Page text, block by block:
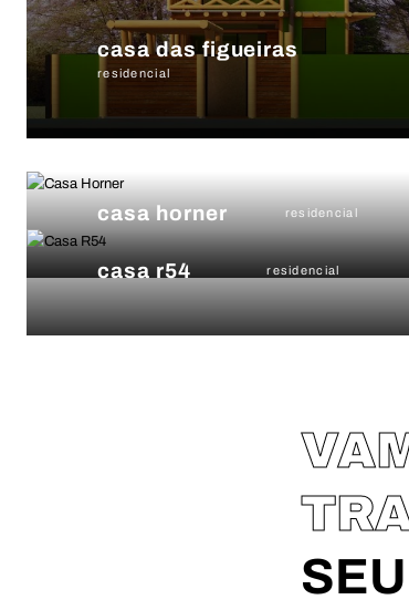
casa das figueiras
residencial
casa horner residencial
casa r54 residencial